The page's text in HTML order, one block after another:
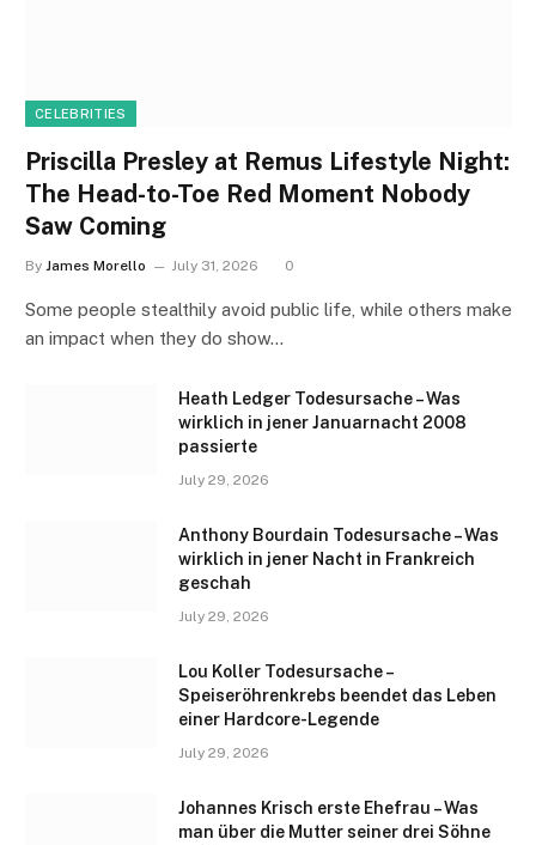
CELEBRITIES
Priscilla Presley at Remus Lifestyle Night:
The Head-to-Toe Red Moment Nobody
Saw Coming
By James Morello July 31, 2026 0
Some people stealthily avoid public life, while others make
an impact when they do show…
Heath Ledger Todesursache – Was
wirklich in jener Januarnacht 2008
passierte
July 29, 2026
Anthony Bourdain Todesursache – Was
wirklich in jener Nacht in Frankreich
geschah
July 29, 2026
Lou Koller Todesursache –
Speiseröhrenkrebs beendet das Leben
einer Hardcore-Legende
July 29, 2026
Johannes Krisch erste Ehefrau – Was
man über die Mutter seiner drei Söhne